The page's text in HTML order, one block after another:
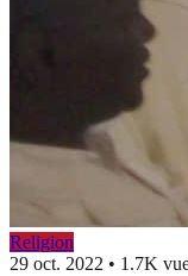
Religion
29 oct. 2022 • 1.7K